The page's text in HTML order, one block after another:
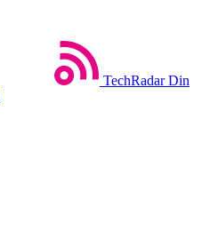
TechRadar Din